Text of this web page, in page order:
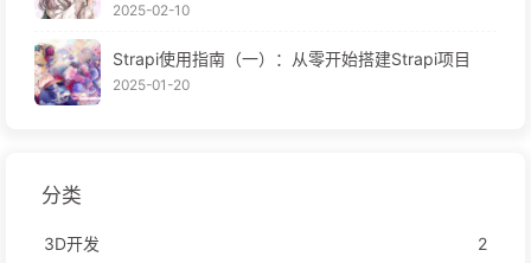
2025-02-10
Strapi使用指南（一）：从零开始搭建Strapi项目
2025-01-20
分类
3D开发
2